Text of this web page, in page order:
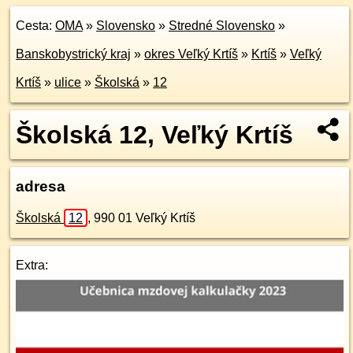
Cesta: OMA» Slovensko » Stredné Slovensko »
Banskobystrický kraj » okres Veľký Krtíš » Krtíš » Veľký
Krtíš » ulice » Školská » 12
Školská 12, Veľký Krtíš
adresa
Školská 12 , 990 01 Veľký Krtíš
Extra: